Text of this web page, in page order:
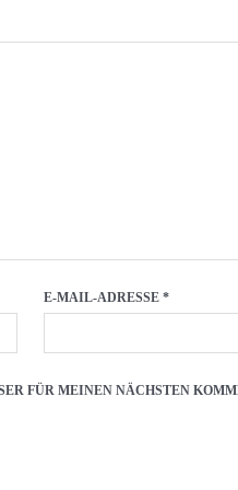
E-MAIL-ADRESSE*
FÜR MEINEN NÄCHSTEN